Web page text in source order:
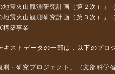
地震火山観測研究計画（第２次）」
地震火山観測研究計画（第３次）」
構築事業
キストデータの一部は，以下のプロ
測・研究プロジェクト」（文部科